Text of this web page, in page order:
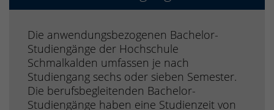
Die anwendungsbezogenen Bachelor-
Studiengänge der Hochschule
Schmalkalden umfassen je nach
Studiengang sechs oder sieben Semester.
Die berufsbegleitenden Bachelor-
Studiengänge haben eine Studienzeit von